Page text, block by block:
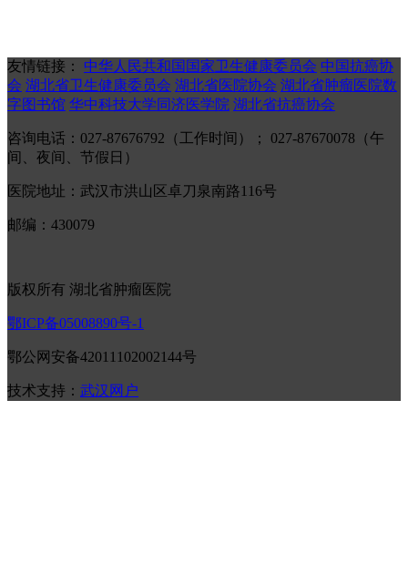
友情链接： 中华人民共和国国家卫生健康委员会 中国抗癌协
会 湖北省卫生健康委员会 湖北省医院协会 湖北省肿瘤医院数
字图书馆 华中科技大学同济医学院 湖北省抗癌协会
咨询电话：027-87676792（工作时间）； 027-87670078（午
间、夜间、节假日）
医院地址：武汉市洪山区卓刀泉南路116号
邮编：430079
版权所有 湖北省肿瘤医院
鄂ICP备05008890号-1
鄂公网安备42011102002144号
技术支持： 武汉网户